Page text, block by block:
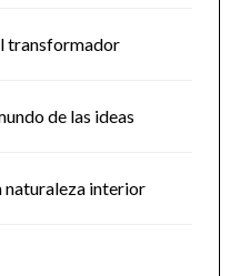
transformador
de las ideas
naturaleza interior